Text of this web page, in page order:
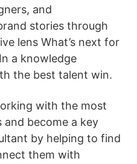
and
stories through
lens What’s next for
a knowledge
the best talent win.
with the most
become a key
by helping to find
them with